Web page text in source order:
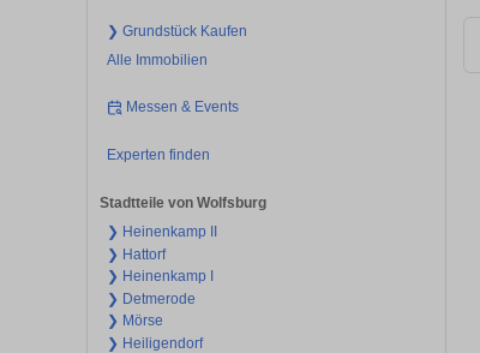
❯ Grundstück Kaufen
Alle Immobilien
Messen & Events
Experten finden
Stadtteile von Wolfsburg
❯ Heinenkamp II
❯ Hattorf
❯ Heinenkamp I
❯ Detmerode
❯ Mörse
❯ Heiligendorf